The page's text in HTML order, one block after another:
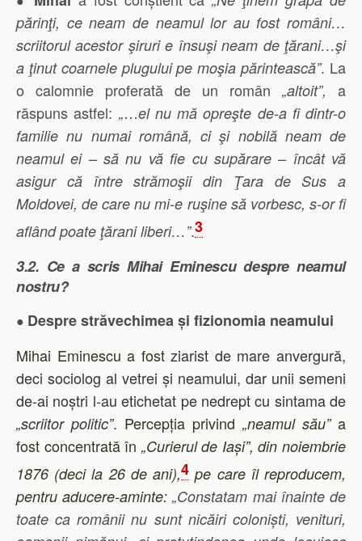
părinţi, ce neam de neamul lor au fost români…
scriitorul acestor şiruri e însuşi neam de ţărani…şi
a ţinut coarnele plugului pe moşia părintească”. La
o calomnie proferată de un român „altoit”, a
răspuns astfel: „…el nu mă opreşte de-a fi dintr-o
familie nu numai română, ci şi nobilă neam de
neamul ei – să nu vă fie cu supărare – încât vă
asigur că între strămoşii din Ţara de Sus a
Moldovei, de care nu mi-e ruşine să vorbesc, s-or fi
aflând poate ţărani liberi…”.3
3.2. Ce a scris Mihai Eminescu despre neamul
nostru?
● Despre străvechimea și fizionomia neamului
Mihai Eminescu a fostziarist de mare anvergură,
deci sociolog al vetrei și neamului, dar unii semeni
de-ai noștri l-au etichetat pe nedrept cu sintama de
„scriitor politic”. Percepția privind „neamul său”a
fost concentrată în „Curierul de Iași”, din noiembrie
1876 (deci la 26 de ani),4 pe care îl reproducem,
pentru aducere-aminte:„Constatam mai înainte de
toate ca românii nu sunt nicăiri coloniști, venituri,